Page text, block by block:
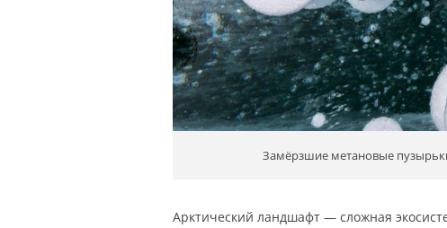
Замёрзшие метановые
Арктический ландшафт — сложная